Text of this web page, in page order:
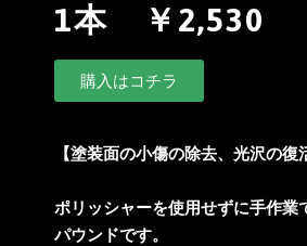
1本 ￥2,530
購入はコチラ
【塗装面の小傷の除去、光沢の復
ポリッシャーを使用せずに手作業
パウンドです。